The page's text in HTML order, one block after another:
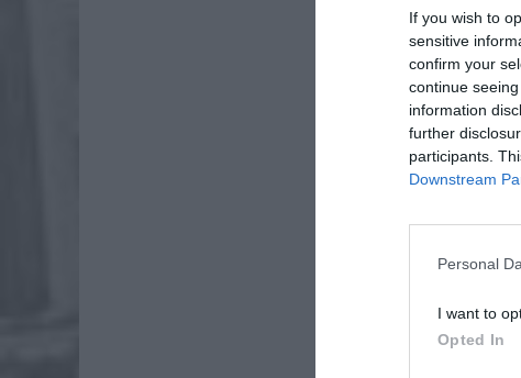
If you wish to
sensitive
confirm your
continue
information
further
participants.
Downstream
Personal
I want to
Opted In
Dodaj